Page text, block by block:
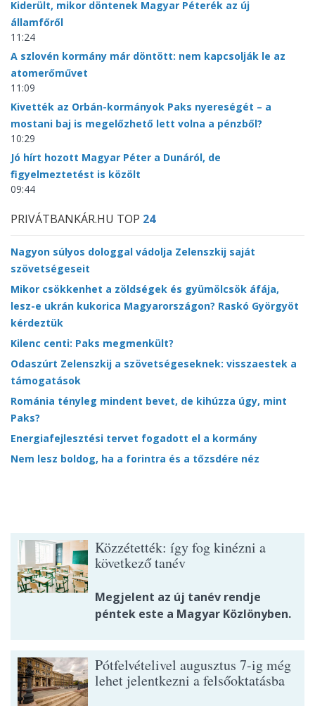
Kiderült, mikor döntenek Magyar Péterék az új
államfőről
11:24
A szlovén kormány már döntött: nem kapcsolják le az
atomerőművet
11:09
Kivették az Orbán-kormányok Paks nyereségét – a
mostani baj is megelőzhető lett volna a pénzből?
10:29
Jó hírt hozott Magyar Péter a Dunáról, de
figyelmeztetést is közölt
09:44
PRIVÁTBANKÁR.HU TOP 24
Nagyon súlyos dologgal vádolja Zelenszkij saját
szövetségeseit
Mikor csökkenhet a zöldségek és gyümölcsök áfája,
lesz-e ukrán kukorica Magyarországon? Raskó Györgyöt
kérdeztük
Kilenc centi: Paks megmenkült?
Odaszúrt Zelenszkij a szövetségeseknek: visszaestek a
támogatások
Románia tényleg mindent bevet, de kihúzza úgy, mint
Paks?
Energiafejlesztési tervet fogadott el a kormány
Nem lesz boldog, ha a forintra és a tőzsdére néz
Közzétették: így fog kinézni a
következő tanév
Megjelent az új tanév rendje
péntek este a Magyar Közlönyben.
Pótfelvételivel augusztus 7-ig még
lehet jelentkezni a felsőoktatásba